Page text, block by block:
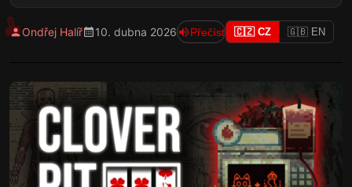
Ondřej Halíř 10. dubna 2026 Přečíst 🇨🇿 CZ 🇬🇧 EN